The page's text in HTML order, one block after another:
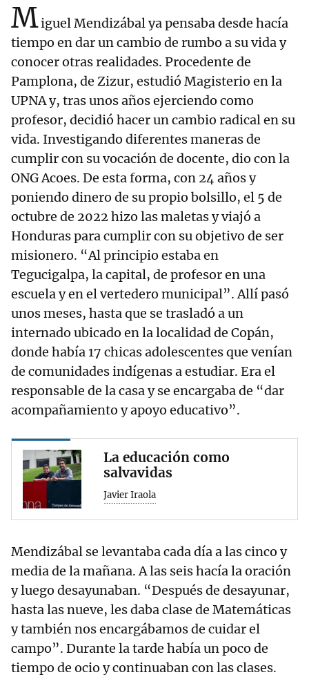
Miguel Mendizábal ya pensaba desde hacía
tiempo en dar un cambio de rumbo a su vida y
conocer otras realidades. Procedente de
Pamplona, de Zizur, estudió Magisterio en la
UPNA y, tras unos años ejerciendo como
profesor, decidió hacer un cambio radical en su
vida. Investigando diferentes maneras de
cumplir con su vocación de docente, dio con la
ONG Acoes. De esta forma, con 24 años y
poniendo dinero de su propio bolsillo, el 5 de
octubre de 2022 hizo las maletas y viajó a
Honduras para cumplir con su objetivo de ser
misionero. “Al principio estaba en
Tegucigalpa, la capital, de profesor en una
escuela y en el vertedero municipal”. Allí pasó
unos meses, hasta que se trasladó a un
internado ubicado en la localidad de Copán,
donde había 17 chicas adolescentes que venían
de comunidades indígenas a estudiar. Era el
responsable de la casa y se encargaba de “dar
acompañamiento y apoyo educativo”.
La educación como
salvavidas
Javier Iraola
Mendizábal se levantaba cada día a las cinco y
media de la mañana. A las seis hacía la oración
y luego desayunaban. “Después de desayunar,
hasta las nueve, les daba clase de Matemáticas
y también nos encargábamos de cuidar el
campo”. Durante la tarde había un poco de
tiempo de ocio y continuaban con las clases.